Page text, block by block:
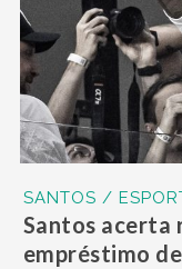
SANTOS /
Santos acerta
empréstimo